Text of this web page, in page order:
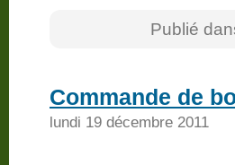
Publié
Commande de
lundi 19 décembre 2011